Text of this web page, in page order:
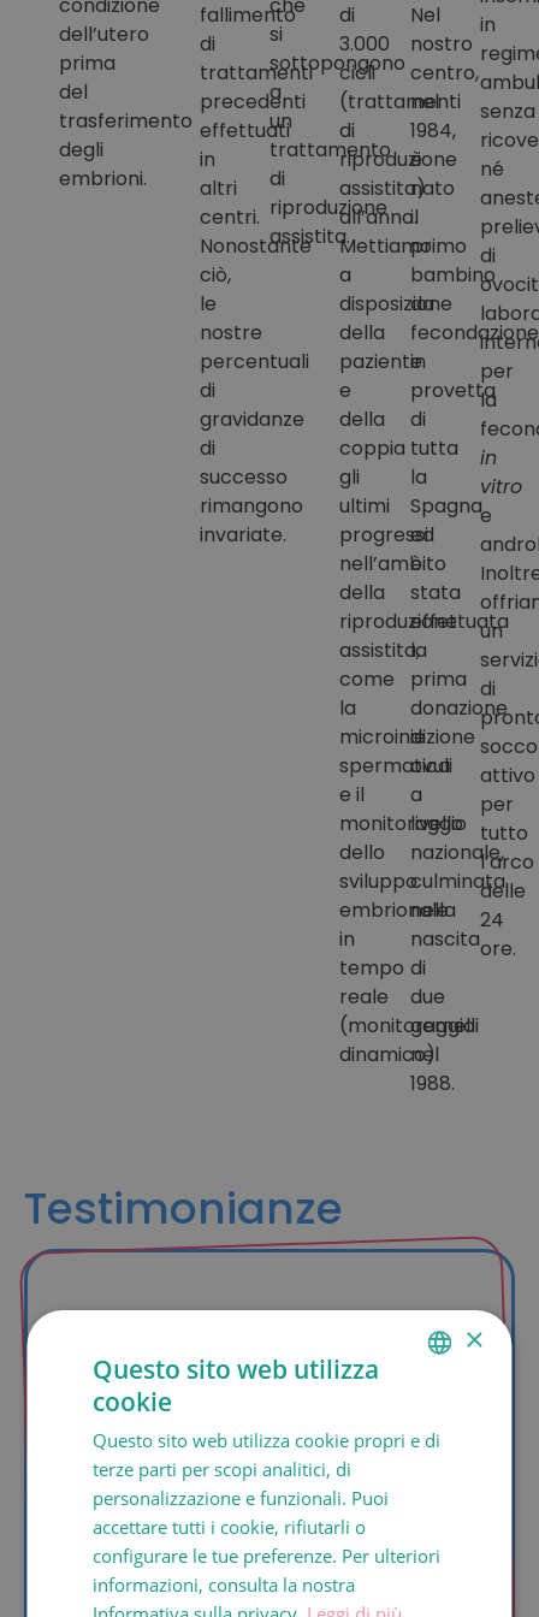
dell’utero
prima
del
trasferimento
degli
embrioni.
fallimento
di
trattamenti
precedenti
effettuati
in
altri
centri.
Nonostante
ciò,
le
nostre
percentuali
di
gravidanze
di
successo
rimangono
invariate.
si
sottopongono
a
un
trattamento
di
riproduzione
assistita.
di
3.000
cicli
(trattamenti
di
riproduzione
assistita)
all’anno.
Mettiamo
a
disposizione
della
paziente
e
della
coppia
gli
ultimi
progressi
nell’ambito
della
riproduzione
assistita,
come
la
microiniezione
spermatica
e il
monitoraggio
dello
sviluppo
embrionale
in
tempo
reale
(monitoraggio
dinamico).
Nel
nostro
centro,
nel
1984,
è
nato
il
primo
bambino
da
fecondazione
in
provetta
di
tutta
la
Spagna
ed
è
stata
effettuata
la
prima
donazione
di
ovuli
a
livello
nazionale,
culminata
nella
nascita
di
due
gemelli
nel
1988.
in
senza
né
di
per
la
in
vitro
e
un
di
attivo
per
tutto
l’arco
delle
24
ore.
Testimonianze
Mercedes, Sant Just
Desvern (Barcelona)
Il mio compagno ha cinque anni più di
me e ci siamo sposati due anni fa.
Entrambi volevamo avere dei figli e
abbiamo provato la fecondazione
assistita, perché avevo 43 anni e il mio
ginecologo me l’aveva consigliata. Ma
non abbiamo avuto fortuna, perché
anche lui aveva problemi di fertilità.
CATALÀ
ITALIANO
×
Questo sito web utilizza
cookie
Questo sito web utilizza cookie propri e di
terze parti per scopi analitici, di
personalizzazione e funzionali. Puoi
accettare tutti i cookie, rifiutarli o
configurare le tue preferenze. Per ulteriori
informazioni, consulta la nostra